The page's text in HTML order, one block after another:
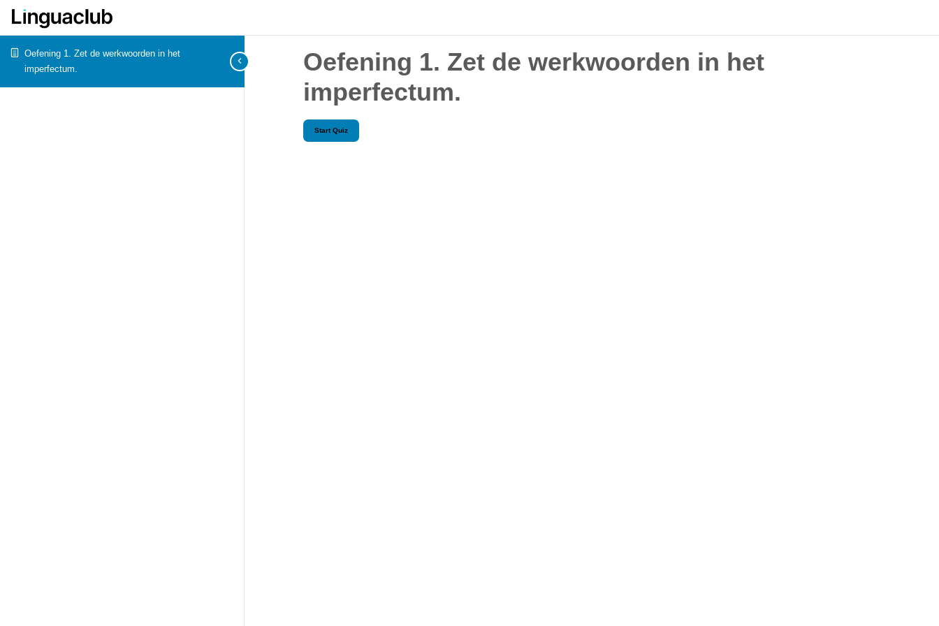
Oefening 1. Zet de werkwoorden in het
imperfectum.
Oefening 1. Zet de werkwoorden in het
imperfectum.